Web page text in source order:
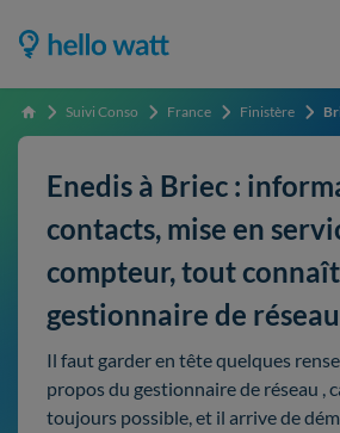
Accueil Suivi Conso France Finistère
Enedis à Briec :
contacts, mise en
compteur, tout
gestionnaire de réseau
Il faut garder en tête quelques
propos du gestionnaire de réseau ,
toujours possible, et il arrive de